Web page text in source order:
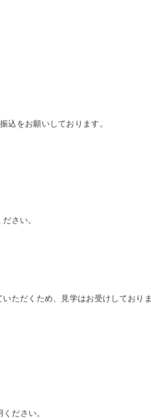
込をお願いしております。
さい。
ただくため、見学はお受けしておりま
ださい。